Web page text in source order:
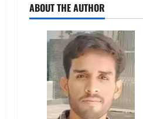
ABOUT THE AUTHOR